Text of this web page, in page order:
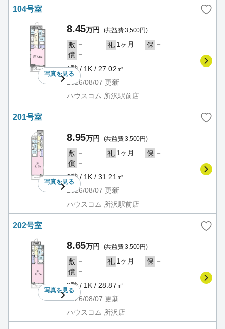
104号室
写真を見る
8.45万円 (共益費 3,500円)
敷 － 礼 1ヶ月 保 －
償 －
1階 / 1K / 27.02㎡
2026/08/07 更新
ハウスコム 所沢駅前店
201号室
写真を見る
8.95万円 (共益費 3,500円)
敷 － 礼 1ヶ月 保 －
償 －
2階 / 1K / 31.21㎡
2026/08/07 更新
ハウスコム 所沢駅前店
202号室
写真を見る
8.65万円 (共益費 3,500円)
敷 － 礼 1ヶ月 保 －
償 －
2階 / 1K / 28.87㎡
2026/08/07 更新
ハウスコム 所沢店